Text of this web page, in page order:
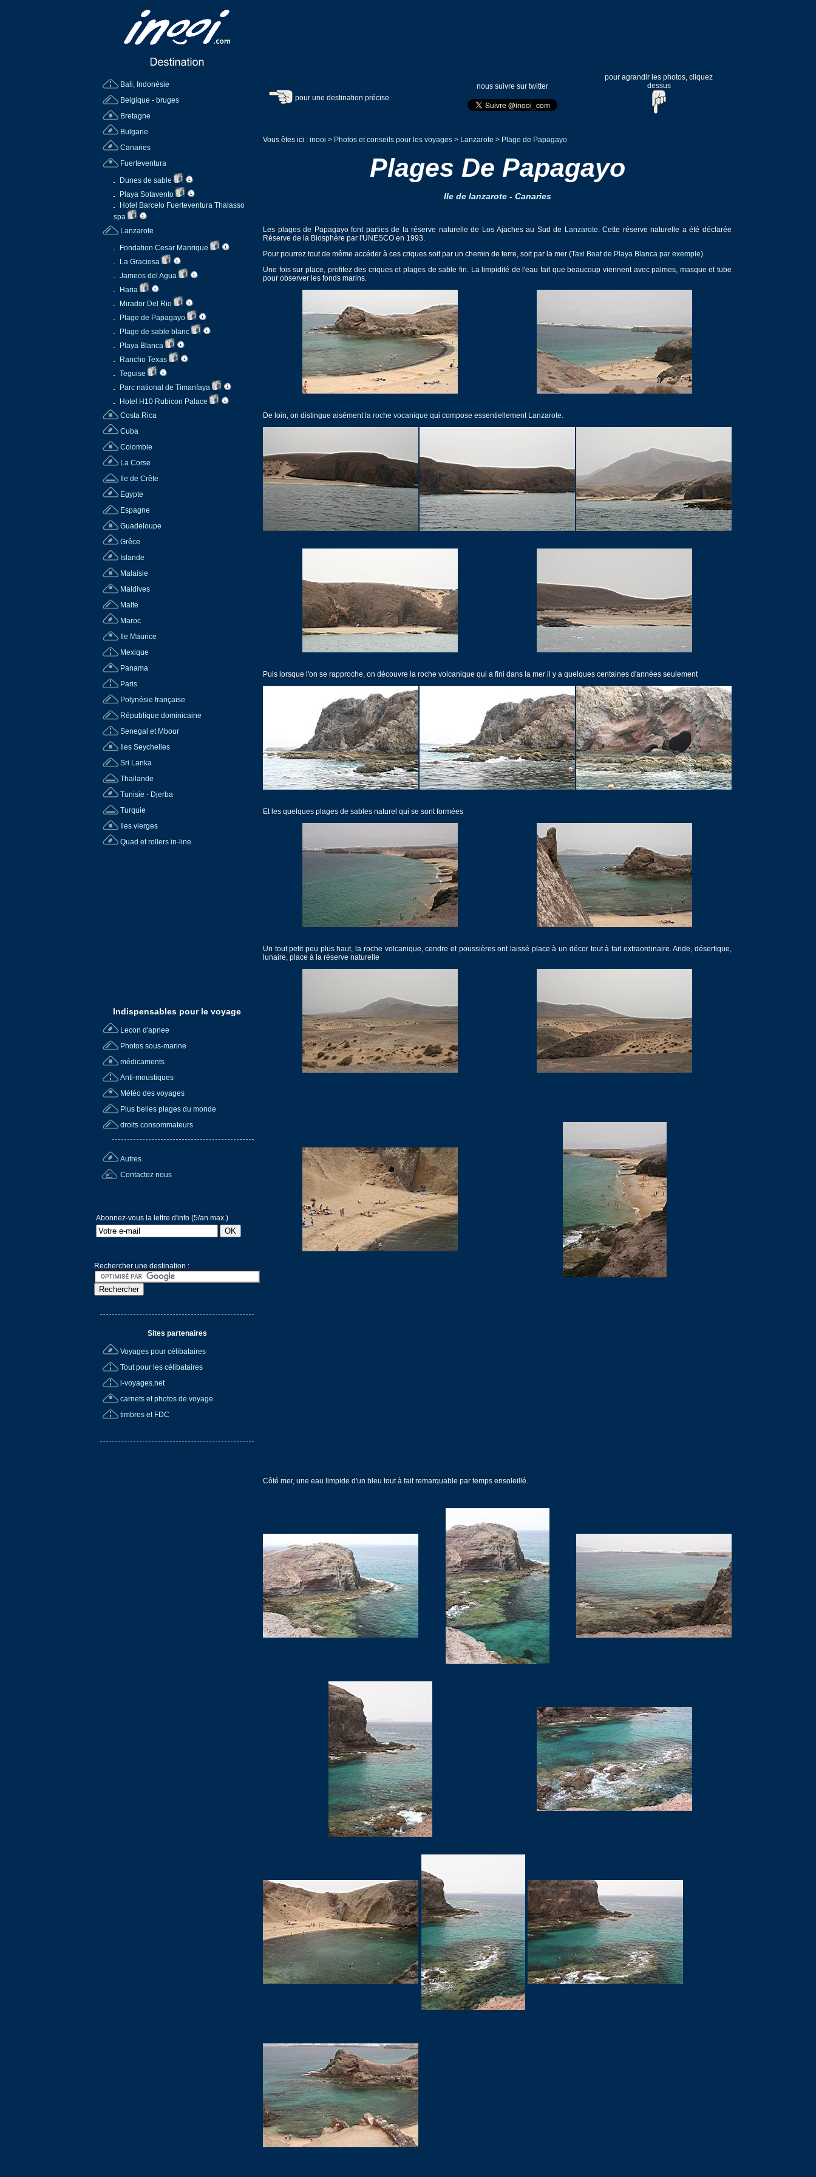
Bali, Indonésie
Belgique - bruges
Bretagne
Bulgarie
Canaries
Fuerteventura
Dunes de sable
Playa Sotavento
Hotel Barcelo Fuerteventura Thalasso
spa
Lanzarote
Fondation Cesar Manrique
La Graciosa
Jameos del Agua
Haria
Mirador Del Rio
Plage de Papagayo
Plage de sable blanc
Playa Blanca
Rancho Texas
Teguise
Parc national de Timanfaya
Hotel H10 Rubicon Palace
Costa Rica
Cuba
Colombie
La Corse
Ile de Crête
Egypte
Espagne
Guadeloupe
Grêce
Islande
Malaisie
Maldives
Malte
Maroc
Ile Maurice
Mexique
Panama
Paris
Polynésie française
République dominicaine
Senegal et Mbour
Iles Seychelles
Sri Lanka
Thailande
Tunisie - Djerba
Turquie
Iles vierges
Quad et rollers in-line
Indispensables pour le voyage
Lecon d'apnee
Photos sous-marine
médicaments
Anti-moustiques
Météo des voyages
Plus belles plages du monde
droits consommateurs
Autres
Contactez nous
Abonnez-vous la lettre d'info (5/an max.)
Rechercher une destination :
Sites partenaires
Voyages pour célibataires
Tout pour les célibataires
i-voyages.net
carnets et photos de voyage
timbres et FDC
pour une destination précise
nous suivre sur twitter
pour agrandir les photos, cliquez
dessus
Vous êtes ici : inooi > Photos et conseils pour les voyages > Lanzarote > Plage de Papagayo
Plages De Papagayo
Ile de lanzarote- Canaries
Les plages de Papagayo font parties de la réserve naturelle de Los Ajaches au Sud de Lanzarote. Cette réserve naturelle a été déclarée
Réserve de la Biosphère par l'UNESCO en 1993.
Pour pourrez tout de même accéder à ces criques soit par un chemin de terre, soit par la mer (Taxi Boat de Playa Blanca par exemple).
Une fois sur place, profitez des criques et plages de sable fin. La limpidité de l'eau fait que beaucoup viennent avec palmes, masque et tube
pour observer les fonds marins.
De loin, on distingue aisément la roche vocanique qui compose essentiellement Lanzarote.
Puis lorsque l'on se rapproche, on découvre la roche volcanique qui a fini dans la mer il y a quelques centaines d'années seulement
Et les quelques plages de sables naturel qui se sont formées
Un tout petit peu plus haut, la roche volcanique, cendre et poussières ont laissé place à un décor tout à fait extraordinaire. Aride, désertique,
lunaire, place à la réserve naturelle
Côté mer, une eau limpide d'un bleu tout à fait remarquable par temps ensoleillé.